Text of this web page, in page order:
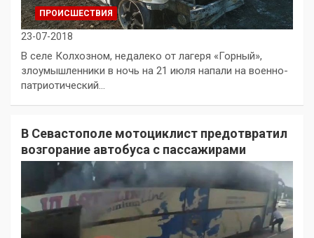
ПРОИСШЕСТВИЯ
23-07-2018
В селе Колхозном, недалеко от лагеря «Горный»,
злоумышленники в ночь на 21 июля напали на военно-
патриотический…
В Севастополе мотоциклист предотвратил
возгорание автобуса с пассажирами